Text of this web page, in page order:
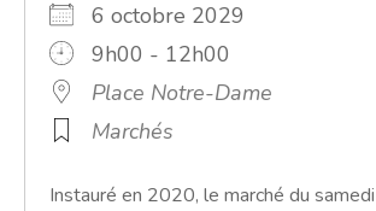
6 octobre 2029
9h00 - 12h00
Place Notre-Dame
Marchés
Instauré en 2020, le marché du